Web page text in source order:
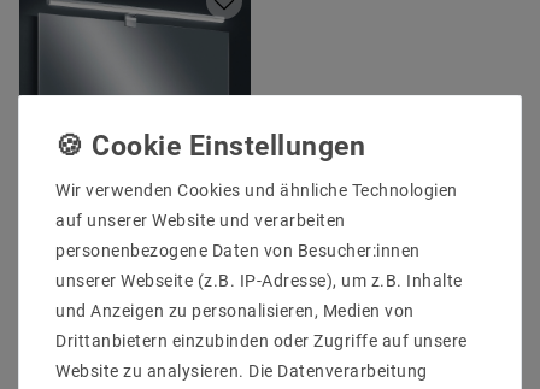
Helestra GAIA
Wandleuchte chrom
UVP 263,44 €
222,66 €
Wir verwenden Cookies und ähnliche Technologien
auf unserer Website und verarbeiten
personenbezogene Daten von Besucher:innen
unserer Webseite (z.B. IP-Adresse), um z.B. Inhalte
und Anzeigen zu personalisieren, Medien von
Drittanbietern einzubinden oder Zugriffe auf unsere
Website zu analysieren. Die Datenverarbeitung